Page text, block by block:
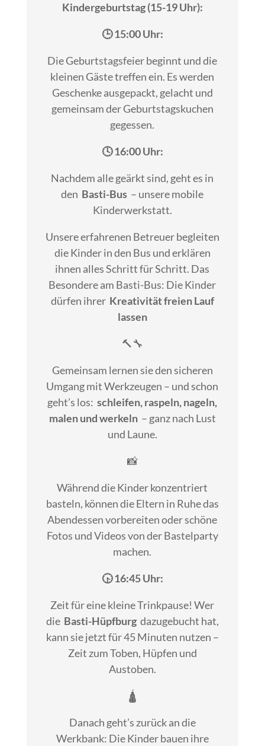
Kindergeburtstag (15-19 Uhr):
🕒 15:00 Uhr:
Die Geburtstagsfeier beginnt und die
kleinen Gäste treffen ein. Es werden
Geschenke ausgepackt, gelacht und
gemeinsam der Geburtstagskuchen
gegessen.
🕓 16:00 Uhr:
Nachdem alle geärkt sind, geht es in
den Basti-Bus – unsere mobile
Kinderwerkstatt.
Unsere erfahrenen Betreuer begleiten
die Kinder in den Bus und erklären
ihnen alles Schritt für Schritt. Das
Besondere am Basti-Bus: Die Kinder
dürfen ihrer Kreativität freien Lauf
lassen
🔨🔧
Gemeinsam lernen sie den sicheren
Umgang mit Werkzeugen – und schon
geht’s los:schleifen, raspeln, nageln,
malen und werkeln– ganz nach Lust
und Laune.
📸
Während die Kinder konzentriert
basteln, können die Eltern in Ruhe das
Abendessen vorbereiten oder schöne
Fotos und Videos von der Bastelparty
machen.
🕟 16:45 Uhr:
Zeit für eine kleine Trinkpause! Wer
die Basti-Hüpfburgdazugebucht hat,
kann sie jetzt für 45 Minuten nutzen –
Zeit zum Toben, Hüpfen und
Austoben.
🛕
Danach geht’s zurück an die
Werkbank: Die Kinder bauen ihre